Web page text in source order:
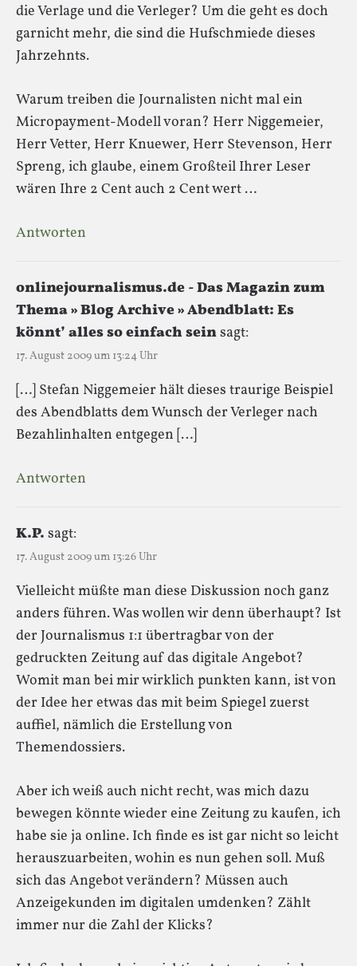
die Verlage und die Verleger? Um die geht es doch
garnicht mehr, die sind die Hufschmiede dieses
Jahrzehnts.
Warum treiben die Journalisten nicht mal ein
Micropayment-Modell voran? Herr Niggemeier,
Herr Vetter, Herr Knuewer, Herr Stevenson, Herr
Spreng, ich glaube, einem Großteil Ihrer Leser
wären Ihre 2 Cent auch 2 Cent wert …
Antworten
onlinejournalismus.de - Das Magazin zum
Thema » Blog Archive » Abendblatt: Es
könnt’ alles so einfach seinsagt:
17. August 2009 um 13:24 Uhr
[…] Stefan Niggemeier hält dieses traurige Beispiel
des Abendblatts dem Wunsch der Verleger nach
Bezahlinhalten entgegen […]
Antworten
K.P. sagt:
17. August 2009 um 13:26 Uhr
Vielleicht müßte man diese Diskussion noch ganz
anders führen. Was wollen wir denn überhaupt? Ist
der Journalismus 1:1 übertragbar von der
gedruckten Zeitung auf das digitale Angebot?
Womit man bei mir wirklich punkten kann, ist von
der Idee her etwas das mit beim Spiegel zuerst
auffiel, nämlich die Erstellung von
Themendossiers.
Aber ich weiß auch nicht recht, was mich dazu
bewegen könnte wieder eine Zeitung zu kaufen, ich
habe sie ja online. Ich finde es ist gar nicht so leicht
herauszuarbeiten, wohin es nun gehen soll. Muß
sich das Angebot verändern? Müssen auch
Anzeigekunden im digitalen umdenken? Zählt
immer nur die Zahl der Klicks?